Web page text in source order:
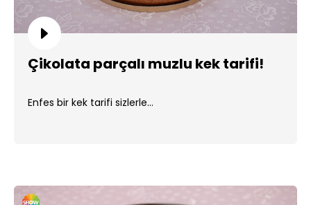
Çikolata parçalı muzlu kek tarifi!
Enfes bir kek tarifi sizlerle...